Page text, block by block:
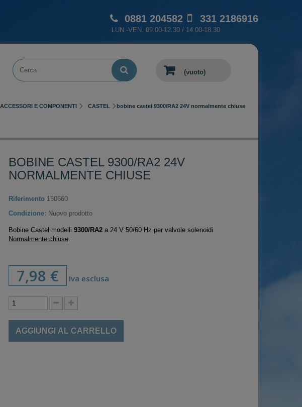
0881 204582 331 2186916
LUN.-VEN. 09.00-12.30 / 14.00-18.30
(vuoto)
ACCESSORI E COMPONENTI CASTEL bobine castel 9300/RA2 24V normalmente chiuse
BOBINE CASTEL 9300/RA2 24V
NORMALMENTE CHIUSE
Riferimento 150660
Condizione: Nuovo prodotto
Bobine Castel modelli9300/RA2 a 24 V 50/60 Hz per valvole solenoidi
Normalmente chiuse.
7,98 € Iva esclusa
AGGIUNGI AL CARRELLO